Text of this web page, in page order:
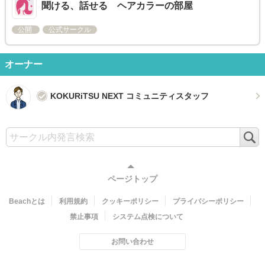
聞ける、話せる ヘアカラーの部屋
公開 公式サークル
オーナー
KOKURiTSU NEXT コミュニティスタッフ
ページトップ
Beachとは 利用規約 クッキーポリシー
プライバシーポリシー
禁止事項
システム点検について
お問い合わせ